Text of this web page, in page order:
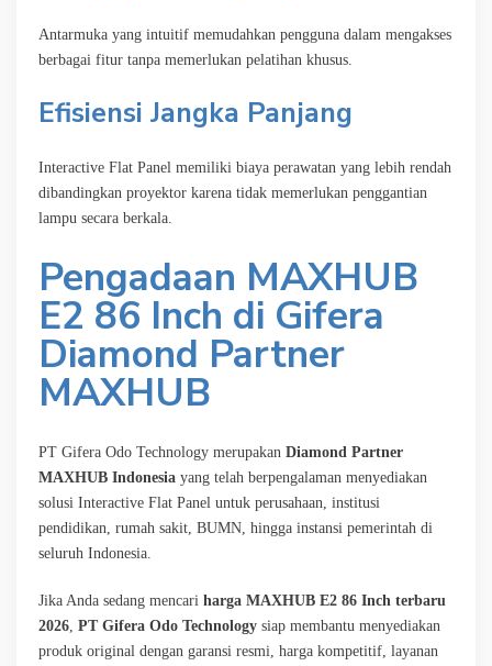
Antarmuka yang intuitif memudahkan pengguna dalam mengakses
berbagai fitur tanpa memerlukan pelatihan khusus.
Efisiensi Jangka Panjang
Interactive Flat Panel memiliki biaya perawatan yang lebih rendah
dibandingkan proyektor karena tidak memerlukan penggantian
lampu secara berkala.
Pengadaan MAXHUB
E2 86 Inch di Gifera
Diamond Partner
MAXHUB
PT Gifera Odo Technology merupakan Diamond Partner
MAXHUB Indonesia yang telah berpengalaman menyediakan
solusi Interactive Flat Panel untuk perusahaan, institusi
pendidikan, rumah sakit, BUMN, hingga instansi pemerintah di
seluruh Indonesia.
Jika Anda sedang mencari harga MAXHUB E2 86 Inch terbaru
2026 PT Gifera Odo Technology siap membantu menyediakan
produk original dengan garansi resmi, harga kompetitif, layanan